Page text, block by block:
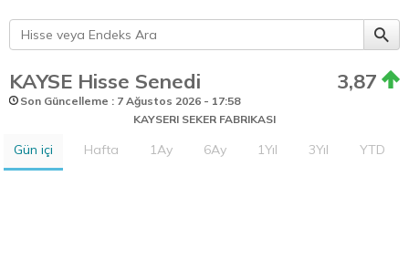
KAYSE Hisse Senedi 3,87
Son Güncelleme : 7 Ağustos 2026 - 17:58
KAYSERI SEKER FABRIKASI
Gün içi Hafta 1Ay 6Ay 1Yıl 3Yıl YTD